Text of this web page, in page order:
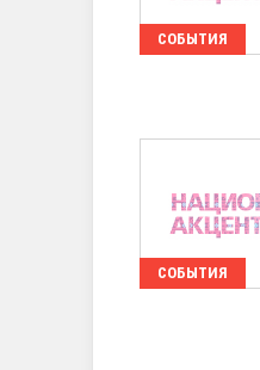
СОБЫТИЯ
СОБЫТИЯ